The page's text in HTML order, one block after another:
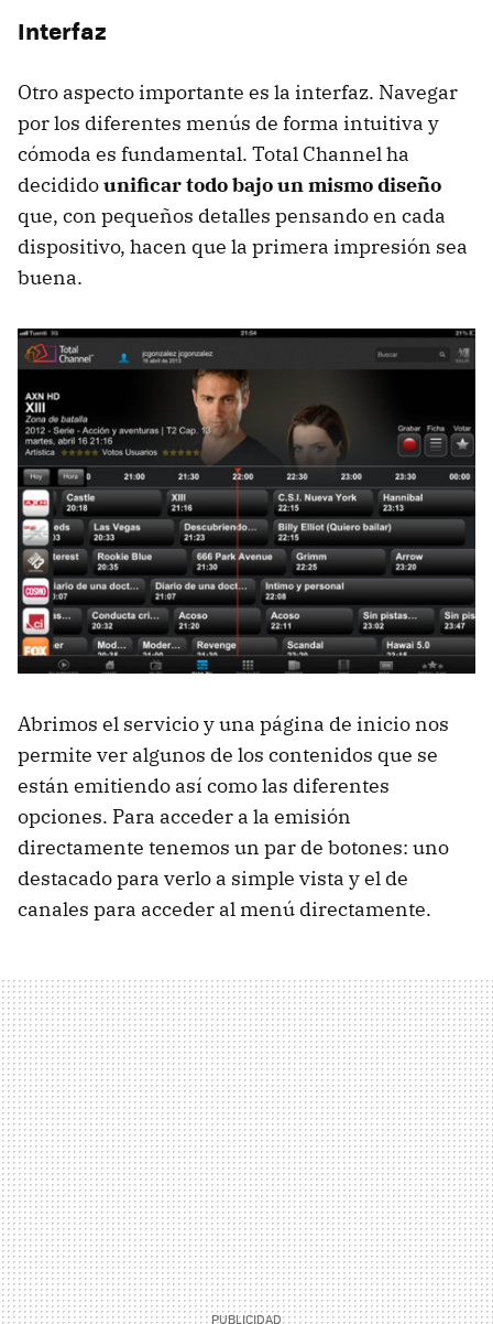
Interfaz
Otro aspecto importante es la interfaz. Navegar
por los diferentes menús de forma intuitiva y
cómoda es fundamental. Total Channel ha
decididounificar todo bajo un mismo diseño
que, con pequeños detalles pensando en cada
dispositivo, hacen que la primera impresión sea
buena.
Abrimos el servicio y una página de inicio nos
permite ver algunos de los contenidos que se
están emitiendo así como las diferentes
opciones. Para acceder a la emisión
directamente tenemos un par de botones: uno
destacado para verlo a simple vista y el de
canales para acceder al menú directamente.